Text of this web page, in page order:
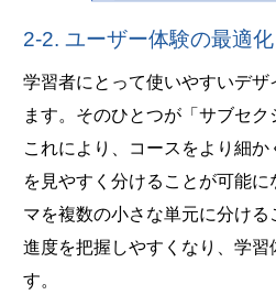
2-2. ユーザー体験の最適化
学習者にとって使いやすいデ
ます。そのひとつが「サブセク
これにより、コースをより細
を見やすく分けることが可能
マを複数の小さな単元に分け
進度を把握しやすくなり、学習
す。